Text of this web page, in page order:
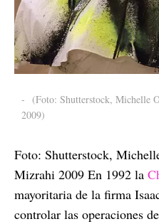
- (Foto: Shutterstock, Michelle
2009)
Foto: Shutterstock,
Mizrahi 2009 En 1992 la
mayoritaria de la firma
controlar las operaciones